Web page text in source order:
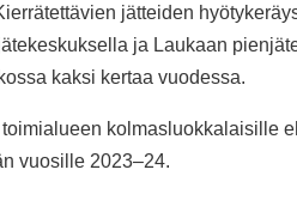
jätteiden
ja Laukaan
kaksi kertaa vuodessa.
kolmasluokkalaisille
vuosille 2023–24.